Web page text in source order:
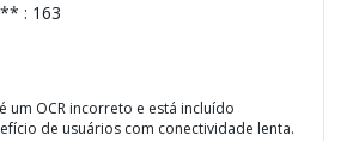
: 163
um OCR incorreto e está incluído
de usuários com conectividade lenta.